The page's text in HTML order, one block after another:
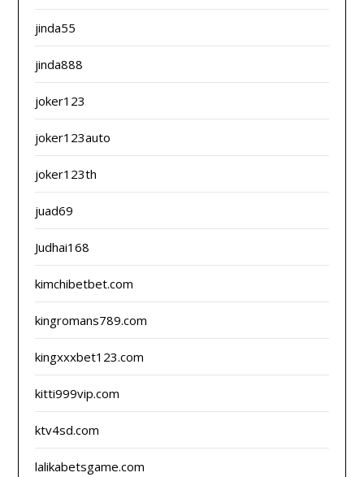
jinda55
jinda888
joker123
joker123auto
joker123th
juad69
Judhai168
kimchibetbet.com
kingromans789.com
kingxxxbet123.com
kitti999vip.com
ktv4sd.com
lalikabetsgame.com